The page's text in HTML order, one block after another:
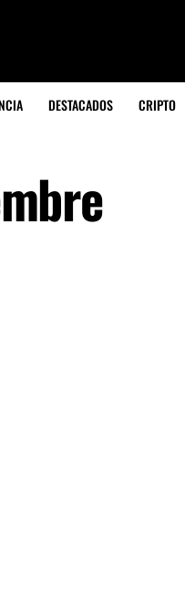
DESTACADOS CRIPTO